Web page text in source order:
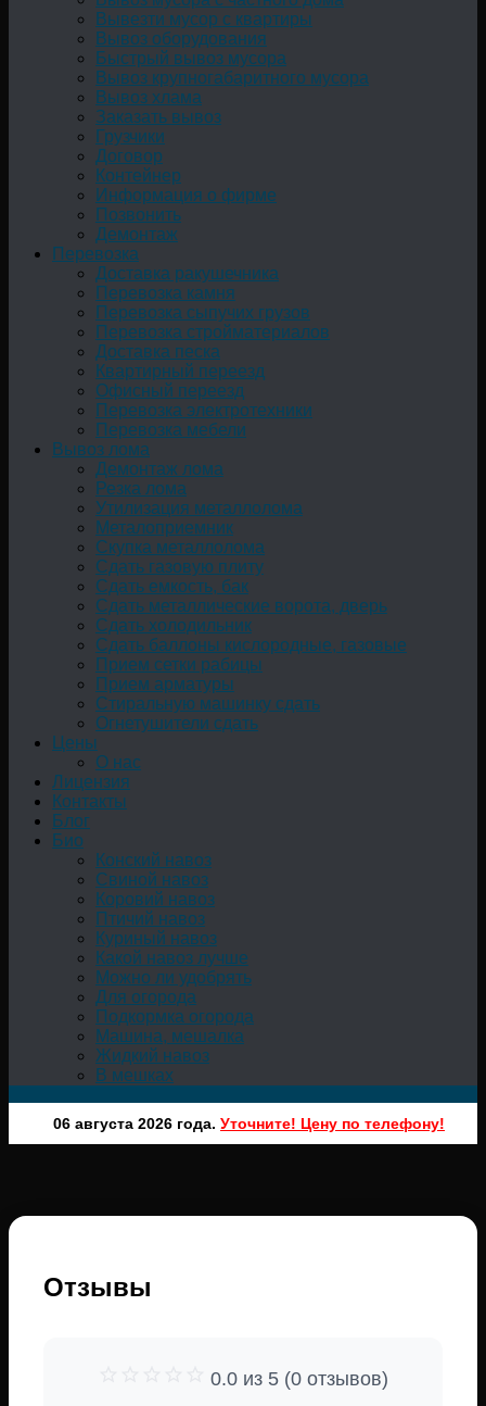
Вывезти мусор с квартиры
Вывоз оборудования
Быстрый вывоз мусора
Вывоз крупногабаритного мусора
Вывоз хлама
Заказать вывоз
Грузчики
Договор
Контейнер
Информация о фирме
Позвонить
Демонтаж
Перевозка
Доставка ракушечника
Перевозка камня
Перевозка сыпучих грузов
Перевозка стройматериалов
Доставка песка
Квартирный переезд
Офисный переезд
Перевозка электротехники
Перевозка мебели
Вывоз лома
Демонтаж лома
Резка лома
Утилизация металлолома
Металоприемник
Скупка металлолома
Сдать газовую плиту
Сдать емкость, бак
Cдать металлические ворота, дверь
Сдать холодильник
Сдать баллоны кислородные, газовые
Прием сетки рабицы
Прием арматуры
Стиральную машинку сдать
Огнетушители сдать
Цены
О нас
Лицензия
Контакты
Блог
Био
Конский навоз
Свиной навоз
Коровий навоз
Птичий навоз
Куриный навоз
Какой навоз лучше
Можно ли удобрять
Для огорода
Подкормка огорода
Машина, мешалка
Жидкий навоз
В мешках
06 августа 2026 года. Уточните! Цену по телефону!
Отзывы
0.0 из 5 (0 отзывов)